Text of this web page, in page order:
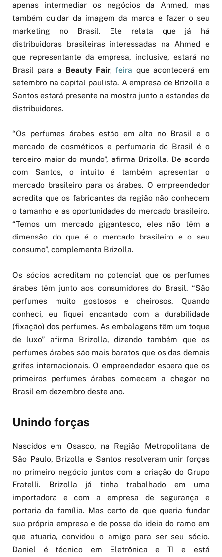
apenas intermediar os negócios da Ahmed, mas
também cuidar da imagem da marca e fazer o seu
marketing no Brasil. Ele relata que já há
distribuidoras brasileiras interessadas na Ahmed e
que representante da empresa, inclusive, estará no
Brasil para a Beauty Fair,feira que acontecerá em
setembro na capital paulista. A empresa de Brizolla e
Santos estará presente na mostra junto a estandes de
distribuidores.
“Os perfumes árabes estão em alta no Brasil e o
mercado de cosméticos e perfumaria do Brasil é o
terceiro maior do mundo”, afirma Brizolla. De acordo
com Santos, o intuito é também apresentar o
mercado brasileiro para os árabes. O empreendedor
acredita que os fabricantes da região não conhecem
o tamanho e as oportunidades do mercado brasileiro.
“Temos um mercado gigantesco, eles não têm a
dimensão do que é o mercado brasileiro e o seu
consumo”, complementa Brizolla.
Os sócios acreditam no potencial que os perfumes
árabes têm junto aos consumidores do Brasil. “São
perfumes muito gostosos e cheirosos. Quando
conheci, eu fiquei encantado com a durabilidade
(fixação) dos perfumes. As embalagens têm um toque
de luxo” afirma Brizolla, dizendo também que os
perfumes árabes são mais baratos que os das demais
grifes internacionais. O empreendedor espera que os
primeiros perfumes árabes comecem a chegar no
Brasil em dezembro deste ano.
Unindo forças
Nascidos em Osasco, na Região Metropolitana de
São Paulo, Brizolla e Santos resolveram unir forças
no primeiro negócio juntos com a criação do Grupo
Fratelli. Brizolla já tinha trabalhado em uma
importadora e com a empresa de segurança e
portaria da família. Mas certo de que queria fundar
sua própria empresa e de posse da ideia do ramo em
que atuaria, convidou o amigo para ser seu sócio.
Daniel é técnico em Eletrônica e TI e está